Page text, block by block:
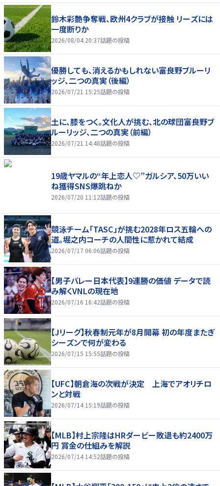
鈴木彩艶争奪戦、欧州4クラブが接触 リーズには
一度断りか
2026/08/04 20:37話題の投稿
優勝しても、消えるかもしれない――富良野ブルーリ
ッジ、二つの真実（後編）
2026/07/21 15:25話題の投稿
土に、膝をつく。文化人が挑む、北の球団――富良野ブ
ルーリッジ、二つの真実（前編）
2026/07/21 14:48話題の投稿
19歳ヤマルの“年上恋人♡”ガルシア、50万いい
ね獲得SNS爆跳ねか
2026/07/20 11:12話題の投稿
競泳チーム「TASC」が挑む2028年ロス五輪への
道。堀之内コーチの人間性に惹かれて結成
2026/07/17 06:06話題の投稿
【男子バレー日本代表】9連勝の価値 データで読
み解くVNLの現在地
2026/07/16 16:42話題の投稿
【Jリーグ】秋春制元年が8月開幕 初の年度またぎ
シーズンで何が変わる
2026/07/15 15:55話題の投稿
【UFC】朝倉海の次戦が決定 上海でアオリチロ
ンと対戦
2026/07/14 15:19話題の投稿
【MLB】村上宗隆はHRダービー敗退も約2400万
円 賞金の仕組みを解説
2026/07/14 14:52話題の投稿